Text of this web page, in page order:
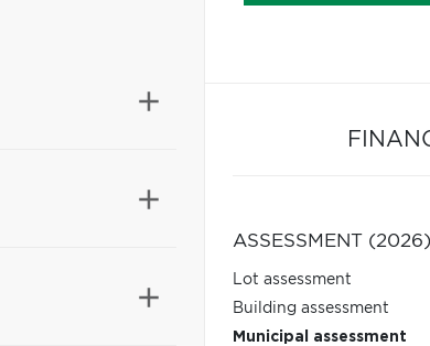
ASSESSMENT (2026)
Lot assessment
Building assessment
Municipal assessment